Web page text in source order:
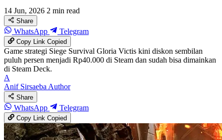
14 Jun, 2026 2 min read
Share
WhatsApp Telegram
Copy LinkCopied
Game strategi Siege Survival Gloria Victis kini diskon sembilan
puluh persen menjadi Rp40.000 di Steam dan sudah bisa dimainkan
di Steam Deck.
A
Anif SirsaebaAuthor
Share
WhatsApp Telegram
Copy LinkCopied